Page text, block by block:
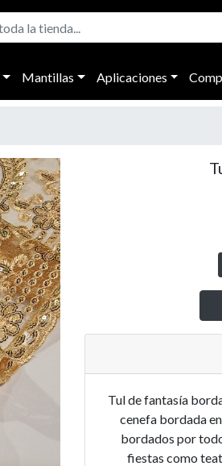
Mantillas Aplicaciones
Next
Tul de fantasía
cenefa bordada
bordados por
fiestas como